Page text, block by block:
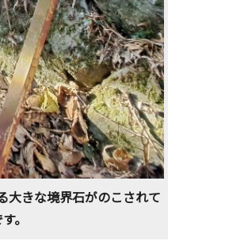
大きな境界石がのこされて
。